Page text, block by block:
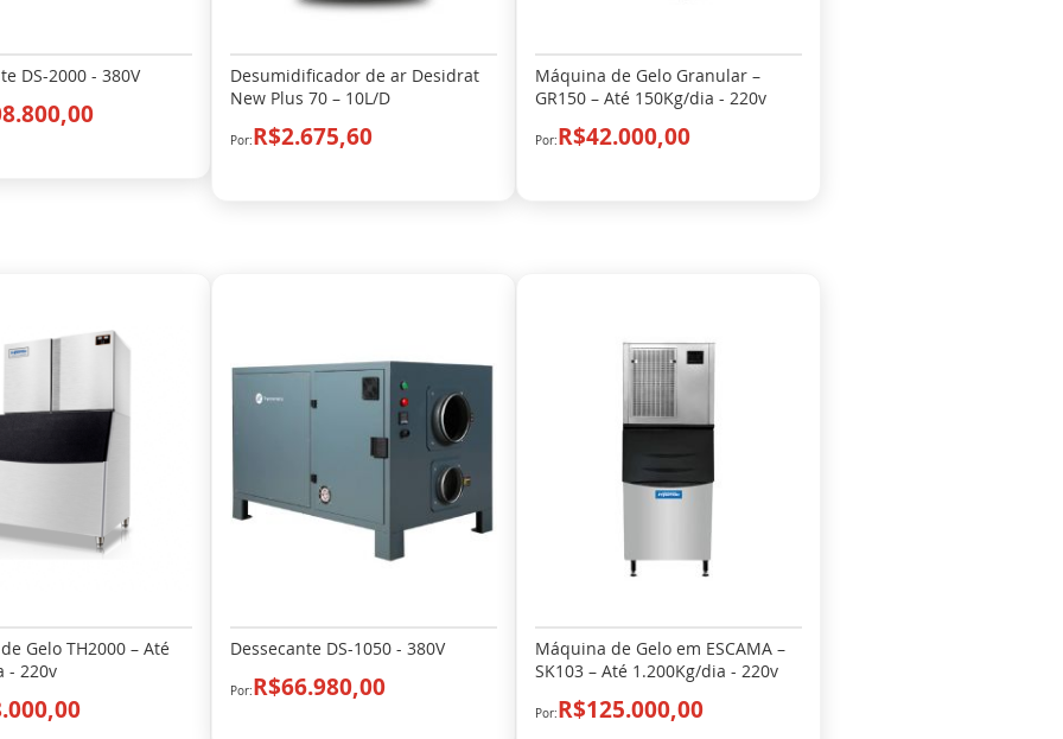
DS-2000 - 380V
Desumidificador de ar Desidrat
New Plus 70 – 10L/D
R$2.675,60
Máquina de Gelo Granular –
GR150 – Até 150Kg/dia - 220v
R$42.000,00
Gelo TH2000 – Até
- 220v
Dessecante DS-1050 - 380V
R$66.980,00
Máquina de Gelo em ESCAMA –
SK103 – Até 1.200Kg/dia - 220v
R$125.000,00